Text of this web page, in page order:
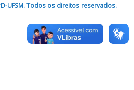
UFSM. Todos os direitos reservados.